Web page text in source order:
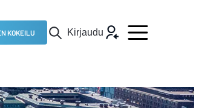
KOKEILU Kirjaudu